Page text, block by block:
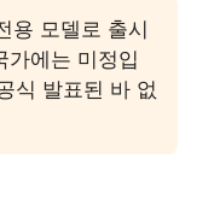
용 모델로 출시
가에는 미정입
식 발표된 바 없